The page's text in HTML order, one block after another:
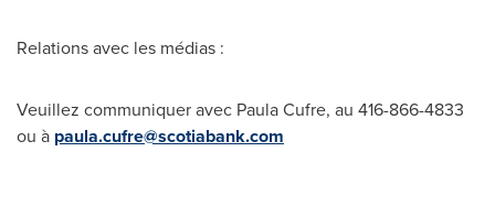
Relations avec les médias :
Veuillez communiquer avec Paula Cufre, au 416-866-4833
ou à paula.cufre@scotiabank.com